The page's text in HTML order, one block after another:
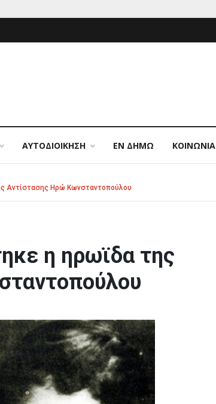
ΑΥΤΟΔΙΟΙΚΗΣΗ ΕΝ ΔΗΜΩ ΚΟΙΝΩΝΙΑ
Αντίστασης Ηρώ Κωνσταντοπούλου
η ηρωϊδα της